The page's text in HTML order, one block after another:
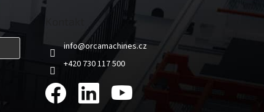
info@orcamachines.cz
+420 730 117 500